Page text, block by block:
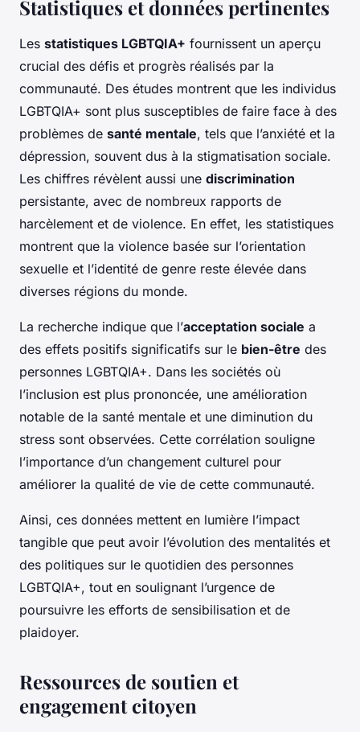
Statistiques et données pertinentes
Les statistiques LGBTQIA+ fournissent un aperçu
crucial des défis et progrès réalisés par la
communauté. Des études montrent que les individus
LGBTQIA+ sont plus susceptibles de faire face à des
problèmes de santé mentale, tels que l’anxiété et la
dépression, souvent dus à la stigmatisation sociale.
Les chiffres révèlent aussi une discrimination
persistante, avec de nombreux rapports de
harcèlement et de violence. En effet, les statistiques
montrent que la violence basée sur l’orientation
sexuelle et l’identité de genre reste élevée dans
diverses régions du monde.
La recherche indique que l’acceptation sociale a
des effets positifs significatifs sur le bien-être des
personnes LGBTQIA+. Dans les sociétés où
l’inclusion est plus prononcée, une amélioration
notable de la santé mentale et une diminution du
stress sont observées. Cette corrélation souligne
l’importance d’un changement culturel pour
améliorer la qualité de vie de cette communauté.
Ainsi, ces données mettent en lumière l’impact
tangible que peut avoir l’évolution des mentalités et
des politiques sur le quotidien des personnes
LGBTQIA+, tout en soulignant l’urgence de
poursuivre les efforts de sensibilisation et de
plaidoyer.
Ressources de soutien et
engagement citoyen